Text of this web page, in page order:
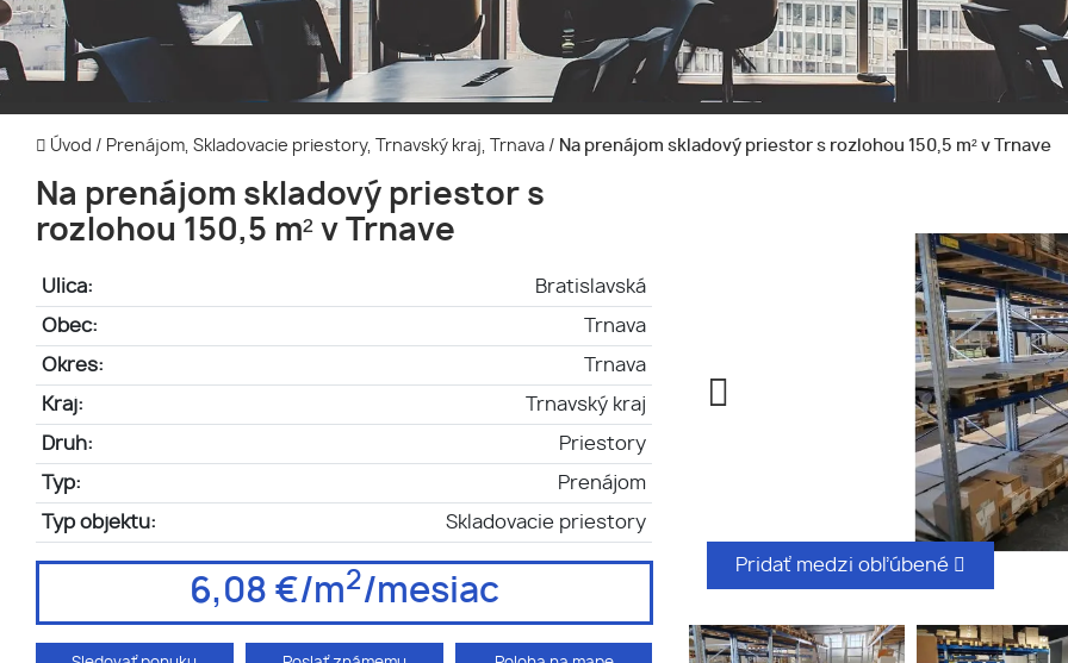
Úvod / Prenájom, Skladovacie priestory, Trnavský kraj, Trnava / Na prenájom skladový priestor s rozlohou 150,5 m² v Trnave
Na prenájom skladový priestor s
rozlohou 150,5 m² v Trnave
Ulica: Bratislavská
Obec: Trnava
Okres: Trnava
Kraj: Trnavský kraj
Druh: Priestory
Typ: Prenájom
Typ objektu: Skladovacie priestory
6,08 €/m2/mesiac
Pridať medzi obľúbené